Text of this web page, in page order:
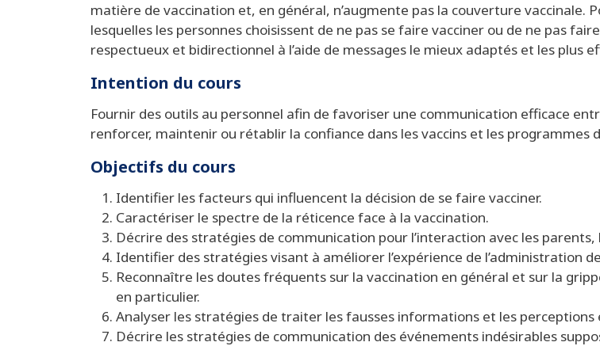
matière de vaccination et, en général, n’augmente pas la couverture vaccinale.
lesquelles les personnes choisissent de ne pas se faire vacciner ou de ne pas
respectueux et bidirectionnel à l’aide de messages le mieux adaptés et les plus
Intention du cours
Fournir des outils au personnel afin de favoriser une communication efficace
renforcer, maintenir ou rétablir la confiance dans les vaccins et les programmes
Objectifs du cours
Identifier les facteurs qui influencent la décision de se faire vacciner.
Caractériser le spectre de la réticence face à la vaccination.
Décrire des stratégies de communication pour l’interaction avec les
Identifier des stratégies visant à améliorer l’expérience de l’administration
Reconnaître les doutes fréquents sur la vaccination en général et sur la
en particulier.
Analyser les stratégies de traiter les fausses informations et les perceptions
Décrire les stratégies de communication des événements indésirables